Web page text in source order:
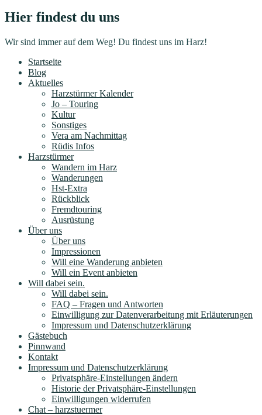
Hier findest du uns
Wir sind immer auf dem Weg! Du findest uns im Harz!
Startseite
Blog
Aktuelles
Harzstürmer Kalender
Jo – Touring
Kultur
Sonstiges
Vera am Nachmittag
Rüdis Infos
Harzstürmer
Wandern im Harz
Wanderungen
Hst-Extra
Rückblick
Fremdtouring
Ausrüstung
Über uns
Über uns
Impressionen
Will eine Wanderung anbieten
Will ein Event anbieten
Will dabei sein.
Will dabei sein.
FAQ – Fragen und Antworten
Einwilligung zur Datenverarbeitung mit Erläuterungen
Impressum und Datenschutzerklärung
Gästebuch
Pinnwand
Kontakt
Impressum und Datenschutzerklärung
Privatsphäre-Einstellungen ändern
Historie der Privatsphäre-Einstellungen
Einwilligungen widerrufen
Chat – harzstuermer